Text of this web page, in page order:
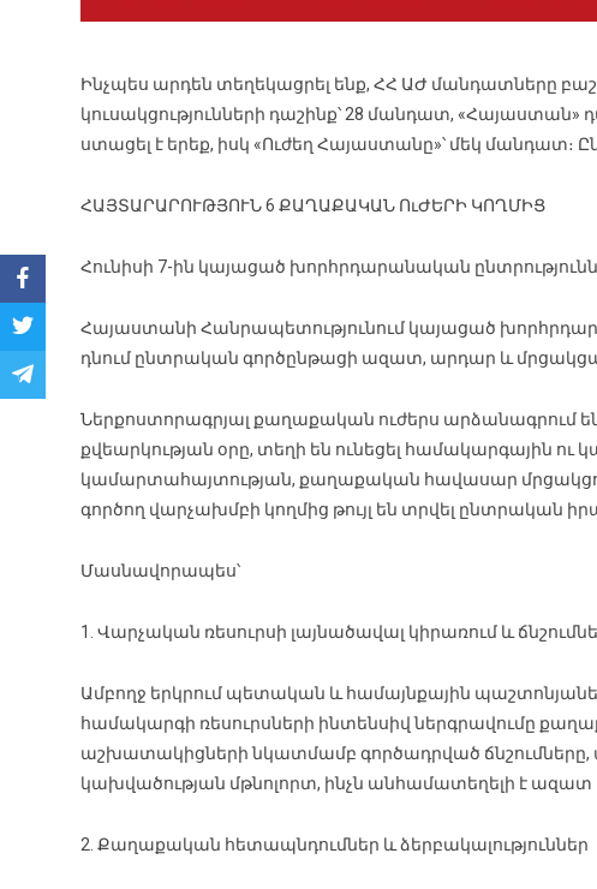
Ինչպես արդեն տեղեկացրել ենք, ՀՀ ԱԺ մանդատները
կուսակցությունների դաշինք՝ 28 մանդատ,
ստացել է երեք, իսկ «Ուժեղ Հայաստանը»՝ մեկ մանդատ։
ՀԱՅՏԱՐԱՐՈՒԹՅՈՒՆ 6 ՔԱՂԱՔԱԿԱՆ ՈւԺԵՐԻ ԿՈՂՄԻՑ
Հունիսի 7-ին կայացած խորհրդարանական
Հայաստանի Հանրապետությունում կայացած
դնում ընտրական գործընթացի ազատ, արդար և
Ներքոստորագրյալ քաղաքական ուժերս արձանագրում
քվեարկության օրը, տեղի են ունեցել համակարգային
կամարտահայտության, քաղաքական հավասար
գործող վարչախմբի կողմից թույլ են տրվել ընտրական
Մասնավորապես՝
1. Վարչական ռեսուրսի լայնածավալ կիրառում և
Ամբողջ երկրում պետական և համայնքային
համակարգի ռեսուրսների ինտենսիվ ներգրավումը
աշխատակիցների նկատմամբ գործադրված
կախվածության մթնոլորտ, ինչն անհամատեղելի է ազատ
2. Քաղաքական հետապնդումներ և ձերբակալություններ